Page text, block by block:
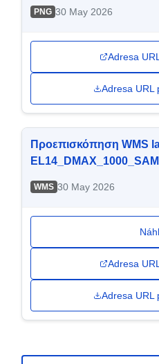
PNG 30 May 2026
Adresa
Adresa URL
Προεπισκόπηση WMS
WMS 30 May 2026
Adresa
Adresa URL